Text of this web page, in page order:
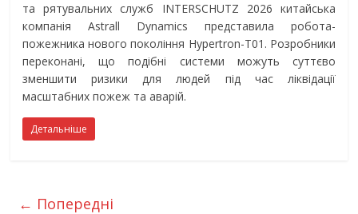
та рятувальних служб INTERSCHUTZ 2026 китайська
компанія Astrall Dynamics представила робота-
пожежника нового покоління Hypertron-T01. Розробники
переконані, що подібні системи можуть суттєво
зменшити ризики для людей під час ліквідації
масштабних пожеж та аварій.
Детальніше
← Попередні